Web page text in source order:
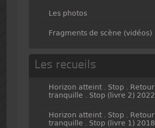
Les photos
Fragments de scène (vidéos)
Les recueils
Horizon atteint . Stop . Retour
tranquille . Stop (livre 2) 2022
Horizon atteint . Stop . Retour
tranquille . Stop (livre 1) 2018